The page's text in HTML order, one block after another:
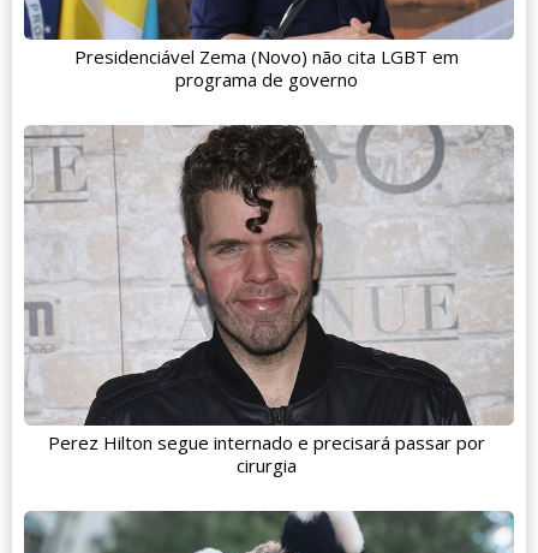
Presidenciável Zema (Novo) não cita LGBT em
programa de governo
Perez Hilton segue internado e precisará passar por
cirurgia